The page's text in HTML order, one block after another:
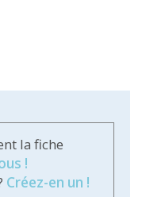
la fiche
!
Créez-en un !